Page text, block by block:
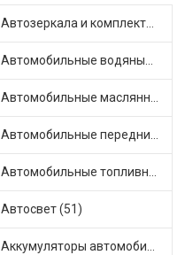
Автозеркала и комплектующие (11)
Автомобильные водяные насосы (14)
Автомобильные маслянные насосы (9)
Автомобильные передние фары (12)
Автомобильные топливные насосы (17)
Автосвет (51)
Аккумуляторы автомобильные (2)